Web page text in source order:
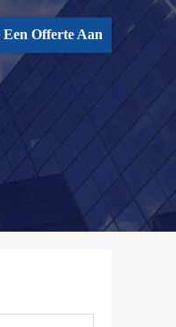
Offerte Aan